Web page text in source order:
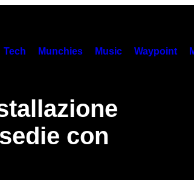
Tech Munchies Music Waypoint
con